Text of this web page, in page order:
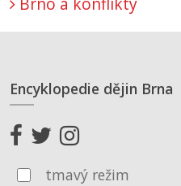
Encyklopedie dějin Brna
tmavý režim